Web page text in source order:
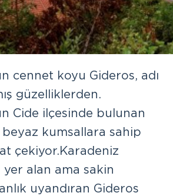
cennet koyu Gideros, adı
güzelliklerden.
Cide ilçesinde bulunan
beyaz kumsallara sahip
çekiyor. Karadeniz
yer alan ama sakin
uyandıran Gideros